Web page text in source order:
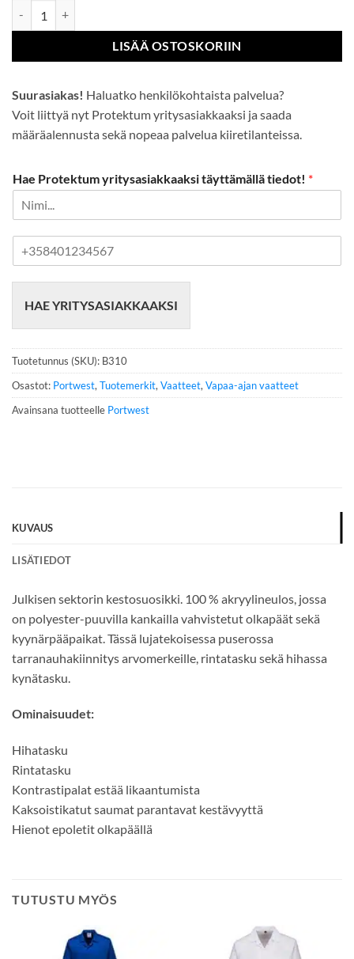
LISÄÄ OSTOSKORIIN
Suurasiakas! Haluatko henkilökohtaista palvelua?
Voit liittyä nyt Protektum yritysasiakkaaksi ja saada
määräalennusta sekä nopeaa palvelua kiiretilanteissa.
Hae Protektum yritysasiakkaaksi täyttämällä tiedot! *
n
u
m
e
r
HAE YRITYSASIAKKAAKSI
Tuotetunnus (SKU): B310
Osastot: Portwest, Tuotemerkit, Vaatteet, Vapaa-ajan vaatteet
Avainsana tuotteelle Portwest
KUVAUS
LISÄTIEDOT
Julkisen sektorin kestosuosikki. 100 % akryylineulos, jossa
on polyester-puuvilla kankailla vahvistetut olkapäät sekä
kyynärpääpaikat. Tässä lujatekoisessa puserossa
tarranauhakiinnitys arvomerkeille, rintatasku sekä hihassa
kynätasku.
Ominaisuudet:
Hihatasku
Rintatasku
Kontrastipalat estää likaantumista
Kaksoistikatut saumat parantavat kestävyyttä
Hienot epoletit olkapäällä
TUTUSTU MYÖS